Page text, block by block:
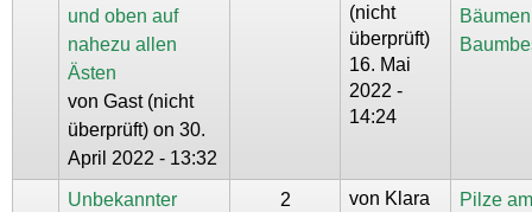
und oben auf
nahezu allen
Ästen
von Gast (nicht
überprüft) on 30.
April 2022 - 13:32
(nicht
überprüft)
16. Mai
2022 -
14:24
Unbekannter
2 von Klara
Pilze